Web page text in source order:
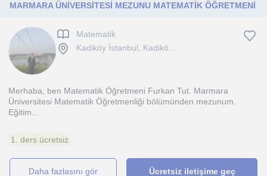
MARMARA ÜNİVERSİTESİ MEZUNU MATEMATİK ÖĞRETMENİ
Matematik
Kadiköy İstanbul, Kadikö...
Merhaba, ben Matematik Öğretmeni Furkan Tut. Marmara
Üniversitesi Matematik Öğretmenliği bölümünden mezunum.
Eğitim...
1. ders ücretsiz
daha fazlasını gör Ücretsiz iletişime geç